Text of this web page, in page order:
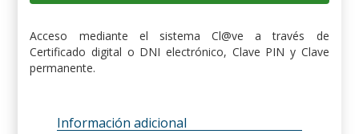
Acceso mediante el sistema Cl@ve a través de
Certificado digital o DNI electrónico, Clave PIN y Clave
permanente.
Información adicional